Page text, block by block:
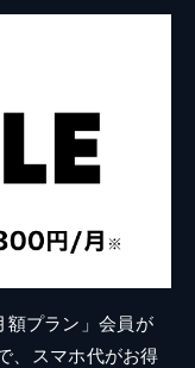
額プラン」会員が
、スマホ代がお得